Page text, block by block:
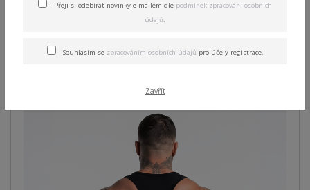
Slim Racer Tanktop
Přeji si odebírat novinky e-mailem dle podmínek zpracování osobních
údajů.
Souhlasím se zpracováním osobních údajů pro účely registrace.
Zavřít